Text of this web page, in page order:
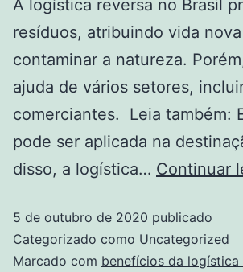
A logística reversa no Brasil
resíduos, atribuindo vida
contaminar a natureza.
ajuda de vários setores,
comerciantes. Leia também:
pode ser aplicada na
disso, a logística… Continuar
5 de outubro de 2020 publicado
Categorizado como Uncategorized
Marcado com benefícios da logística